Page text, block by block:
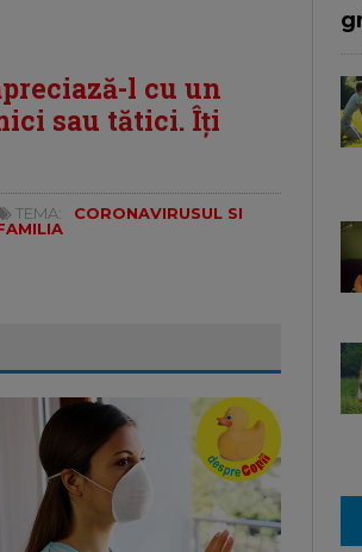
l cu un
sau tătici. Îți
TEMA:
CORONAVIRUSUL SI